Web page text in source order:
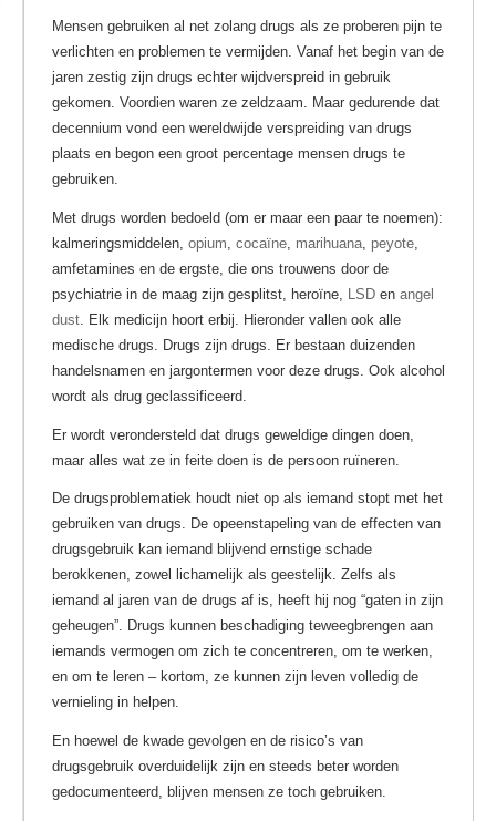
Mensen gebruiken al net zolang drugs als ze proberen pijn te
verlichten en problemen te vermijden. Vanaf het begin van de
jaren zestig zijn drugs echter wijdverspreid in gebruik
gekomen. Voordien waren ze zeldzaam. Maar gedurende dat
decennium vond een wereldwijde verspreiding van drugs
plaats en begon een groot percentage mensen drugs te
gebruiken.
Met drugs worden bedoeld (om er maar een paar te noemen):
kalmeringsmiddelen, opium cocaïne marihuana peyote
amfetamines en de ergste, die ons trouwens door de
psychiatrie in de maag zijn gesplitst, heroïne, LSD en angel
dust . Elk medicijn hoort erbij. Hieronder vallen ook alle
medische drugs. Drugs zijn drugs. Er bestaan duizenden
handelsnamen en jargontermen voor deze drugs. Ook alcohol
wordt als drug geclassificeerd.
Er wordt verondersteld dat drugs geweldige dingen doen,
maar alles wat ze in feite doen is de persoon ruïneren.
De drugsproblematiek houdt niet op als iemand stopt met het
gebruiken van drugs. De opeenstapeling van de effecten van
drugsgebruik kan iemand blijvend ernstige schade
berokkenen, zowel lichamelijk als geestelijk. Zelfs als
iemand al jaren van de drugs af is, heeft hij nog “gaten in zijn
geheugen”. Drugs kunnen beschadiging teweegbrengen aan
iemands vermogen om zich te concentreren, om te werken,
en om te leren – kortom, ze kunnen zijn leven volledig de
vernieling in helpen.
En hoewel de kwade gevolgen en de risico’s van
drugsgebruik overduidelijk zijn en steeds beter worden
gedocumenteerd, blijven mensen ze toch gebruiken.